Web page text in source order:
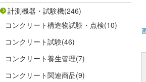
計測機器・試験機(246)
コンクリート構造物試験・点検(10)
コンクリート試験(46)
コンクリート養生管理(7)
コンクリート関連商品(9)